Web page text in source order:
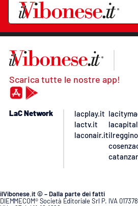
Scarica tutte le nostre app!
LaC Network
lacplay.it
lactv.it
laconair.it
ilVibonese.it © – Dalla parte dei fatti
DIEMMECOM® Società Editoriale Srl P. IVA